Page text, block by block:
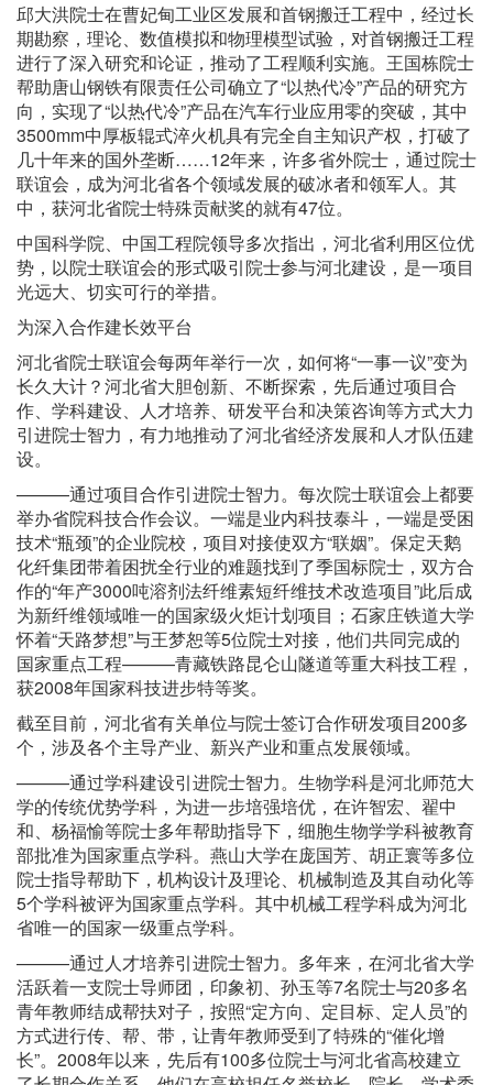
邱大洪院士在曹妃甸工业区发展和首钢搬迁工程中，经过长
期勘察，理论、数值模拟和物理模型试验，对首钢搬迁工程
进行了深入研究和论证，推动了工程顺利实施。王国栋院士
帮助唐山钢铁有限责任公司确立了“以热代冷”产品的研究方
向，实现了“以热代冷”产品在汽车行业应用零的突破，其中
3500mm中厚板辊式淬火机具有完全自主知识产权，打破了
几十年来的国外垄断……12年来，许多省外院士，通过院士
联谊会，成为河北省各个领域发展的破冰者和领军人。其
中，获河北省院士特殊贡献奖的就有47位。
中国科学院、中国工程院领导多次指出，河北省利用区位优
势，以院士联谊会的形式吸引院士参与河北建设，是一项目
光远大、切实可行的举措。
为深入合作建长效平台
河北省院士联谊会每两年举行一次，如何将“一事一议”变为
长久大计？河北省大胆创新、不断探索，先后通过项目合
作、学科建设、人才培养、研发平台和决策咨询等方式大力
引进院士智力，有力地推动了河北省经济发展和人才队伍建
设。
———通过项目合作引进院士智力。每次院士联谊会上都要
举办省院科技合作会议。一端是业内科技泰斗，一端是受困
技术“瓶颈”的企业院校，项目对接使双方“联姻”。保定天鹅
化纤集团带着困扰全行业的难题找到了季国标院士，双方合
作的“年产3000吨溶剂法纤维素短纤维技术改造项目”此后成
为新纤维领域唯一的国家级火炬计划项目；石家庄铁道大学
怀着“天路梦想”与王梦恕等5位院士对接，他们共同完成的
国家重点工程———青藏铁路昆仑山隧道等重大科技工程，
获2008年国家科技进步特等奖。
截至目前，河北省有关单位与院士签订合作研发项目200多
个，涉及各个主导产业、新兴产业和重点发展领域。
———通过学科建设引进院士智力。生物学科是河北师范大
学的传统优势学科，为进一步培强培优，在许智宏、翟中
和、杨福愉等院士多年帮助指导下，细胞生物学学科被教育
部批准为国家重点学科。燕山大学在庞国芳、胡正寰等多位
院士指导帮助下，机构设计及理论、机械制造及其自动化等
5个学科被评为国家重点学科。其中机械工程学科成为河北
省唯一的国家一级重点学科。
———通过人才培养引进院士智力。多年来，在河北省大学
活跃着一支院士导师团，印象初、孙玉等7名院士与20多名
青年教师结成帮扶对子，按照“定方向、定目标、定人员”的
方式进行传、帮、带，让青年教师受到了特殊的“催化增
长”。2008年以来，先后有100多位院士与河北省高校建立